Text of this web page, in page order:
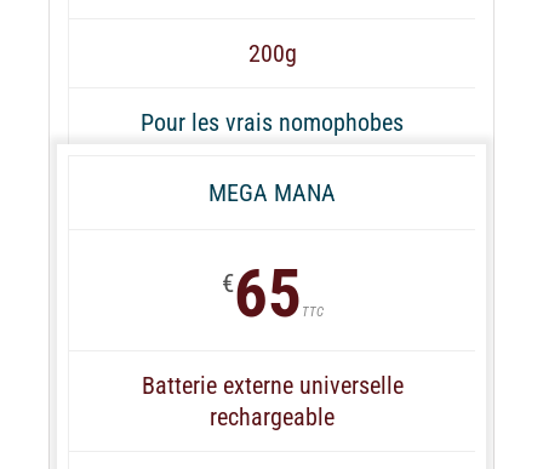
200g
Pour les vrais nomophobes
MEGA MANA
€65 TTC
Batterie externe universelle
rechargeable